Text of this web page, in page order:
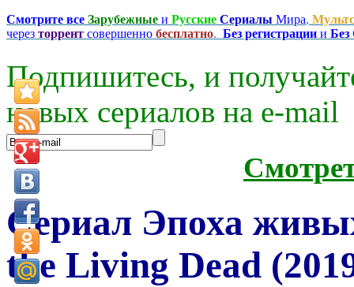
Смотрите все Зарубежные и Русские Сериалы Мира,
через торрент совершенно бесплатно. Без регистрации и
Подпишитесь, и
новых сериалов на e-mаil
Сериал Эпоха
the Living Dead